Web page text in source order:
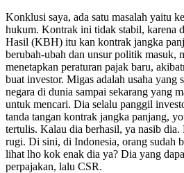
Konklusi saya, ada satu masalah yaitu
hukum. Kontrak ini tidak stabil, karena
Hasil (KBH) itu kan kontrak jangka
berubah-ubah dan unsur politik masuk,
menetapkan peraturan pajak baru,
buat investor. Migas adalah usaha yang
negara di dunia sampai sekarang yang
untuk mencari. Dia selalu panggil
tanda tangan kontrak jangka panjang,
tertulis. Kalau dia berhasil, ya nasib
rugi. Di sini, di Indonesia, orang sudah
lihat lho kok enak dia ya? Dia yang
perpajakan, lalu CSR.